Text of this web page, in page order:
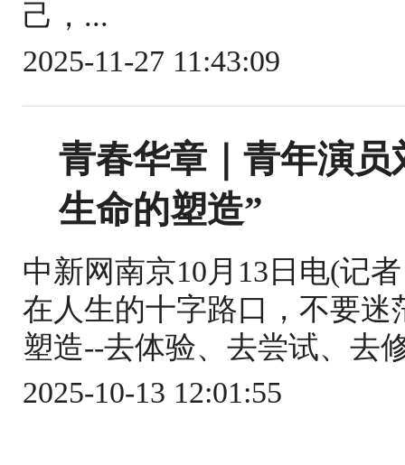
己，...
2025-11-27 11:43:09
青春华章｜青年演
生命的塑造”
中新网南京10月13日电(记
在人生的十字路口，不要
塑造--去体验、去尝试、去
2025-10-13 12:01:55